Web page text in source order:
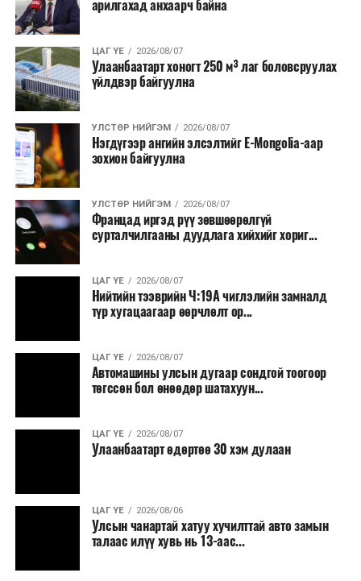
бүтээгдэхүүний нөөц бүрдүүлэх, хадгалах, түгээх,
борлуулах бүх шатанд цахим төлбөрийн баримт
үйлдэж, бүртгэлийг ил тод болгох юм.
2026 оны намар бэлтгэж, 2027 оны хавар худалдаанд
гаргах нөөцийн махны бүрдүүлэлтэд Нийслэлийн
Засаг дарга Б.Пүрэвдагваг онцгойлон анхаарч
ажиллахыг Ерөнхий сайд үүрэг болгожээ.
Нөөцийн махыг цахим системд бүртгэснээр мах
бэлтгэлийн явц, нөөцийн үлдэгдэл ил тод болно. Мөн
хөнгөлөлттэй зээлийг зориулалтын бусаар ашиглах
явдлыг таслан зогсоох, хүртээмжийг нэмэгдүүлэх,
өрсөлдөөнийг бий болгох боломжтой гэж үзжээ.
Иргэд агуулах, үйлдвэрээс махаа шууд худалдан авах,
малчид системээр дамжуулан бүтээгдэхүүнээ
Түүнчлэн түлш, улаанбуудай, хүнсний ногооны нөөц
бүрдүүлэх зоорь, агуулах барих аж ахуйн нэгжүүдэд
арилгахад анхаарч байна
ЦАГ ҮЕ 2026/08/07
Улаанбаатарт хоногт 250 м³ лаг боловсруулах
үйлдвэр байгуулна
УЛСТӨР НИЙГЭМ 2026/08/07
Нэгдүгээр ангийн элсэлтийг E-Mongolia-аар
зохион байгуулна
УЛСТӨР НИЙГЭМ 2026/08/07
Францад иргэд рүү зөвшөөрөлгүй
сурталчилгааны дуудлага хийхийг хориг...
ЦАГ ҮЕ 2026/08/07
Нийтийн тээврийн Ч:19А чиглэлийн замналд
түр хугацаагаар өөрчлөлт ор...
ЦАГ ҮЕ 2026/08/07
Автомашины улсын дугаар сондгой тоогоор
төгссөн бол өнөөдөр шатахуун...
ЦАГ ҮЕ 2026/08/07
Улаанбаатарт өдөртөө 30 хэм дулаан
ЦАГ ҮЕ 2026/08/06
Улсын чанартай хатуу хучилттай авто замын
талаас илүү хувь нь 13-аас...